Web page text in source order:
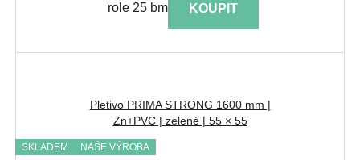
role 25 bm KOUPIT
Pletivo PRIMA STRONG 1600 mm |
Zn+PVC | zelené | 55 × 55
SKLADEM NAŠE VÝROBA